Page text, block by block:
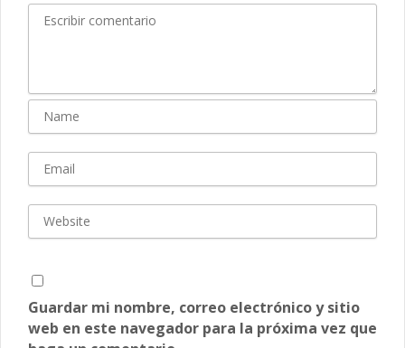
Guardar mi nombre, correo electrónico y sitio
web en este navegador para la próxima vez que